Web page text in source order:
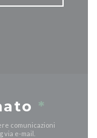
*
comunicazioni
e-mail.